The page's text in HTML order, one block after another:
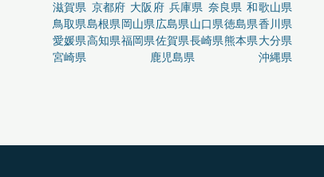
滋賀県 京都府 大阪府 兵庫県 奈良県 和歌山県
鳥取県島根県岡山県広島県山口県徳島県香川県
愛媛県高知県福岡県佐賀県長崎県熊本県大分県
宮崎県
鹿児島県 沖縄県